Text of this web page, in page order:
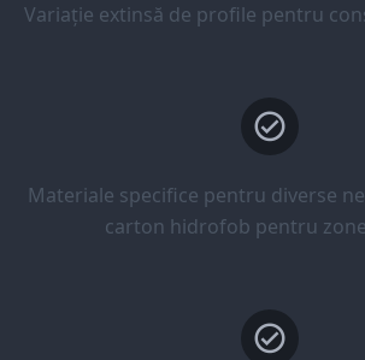
Variație extinsă de profile pentru
Materiale specifice pentru diverse
carton hidrofob pentru